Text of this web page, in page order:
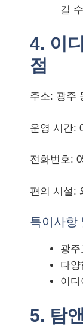
길
4. 이
점
주소: 광주
운영 시간:
전화번호:
편의 시설:
특이사항
광주
다
이
5. 탐